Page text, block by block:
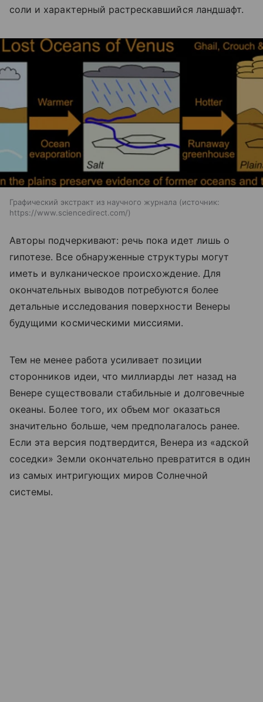
соли и характерный растрескавшийся ландшафт.
Графический экстракт из научного журнала
источник:
https://www.sciencedirect.com/
Авторы подчеркивают: речь пока идет лишь о
гипотезе. Все обнаруженные структуры могут
иметь и вулканическое происхождение. Для
окончательных выводов потребуются более
детальные исследования поверхности Венеры
будущими космическими миссиями.
Тем не менее работа усиливает позиции
сторонников идеи, что миллиарды лет назад на
Венере существовали стабильные и долговечные
океаны. Более того, их объем мог оказаться
значительно больше, чем предполагалось ранее.
Если эта версия подтвердится, Венера из «адской
соседки» Земли окончательно превратится в один
из самых интригующих миров Солнечной
системы.